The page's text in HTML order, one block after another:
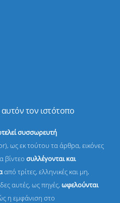
αυτόν τον ιστότοπο
συσσωρευτή
ως εκ τούτου τα άρθρα, εικόνες
βίντεοσυλλέγονται και
από τρίτες, ελληνικές και μη,
αυτές, ως πηγές,ωφελούνται
η εμφάνιση στο